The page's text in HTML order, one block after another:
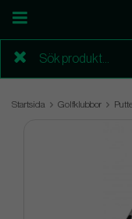
Startsida Golfklubbor